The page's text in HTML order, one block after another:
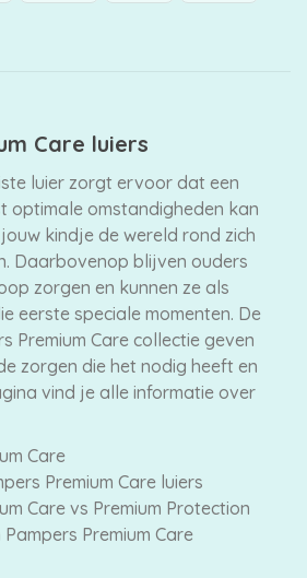
Care luiers
luier zorgt ervoor dat een
optimale omstandigheden kan
kindje de wereld rond zich
Daarbovenop blijven ouders
zorgen en kunnen ze als
eerste speciale momenten. De
Premium Care collectie geven
zorgen die het nodig heeft en
vind je alle informatie over
Care
Premium Care luiers
Care vs Premium Protection
Premium Care